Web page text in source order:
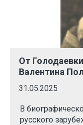
От
Валентина
31.05.2025
В
русского